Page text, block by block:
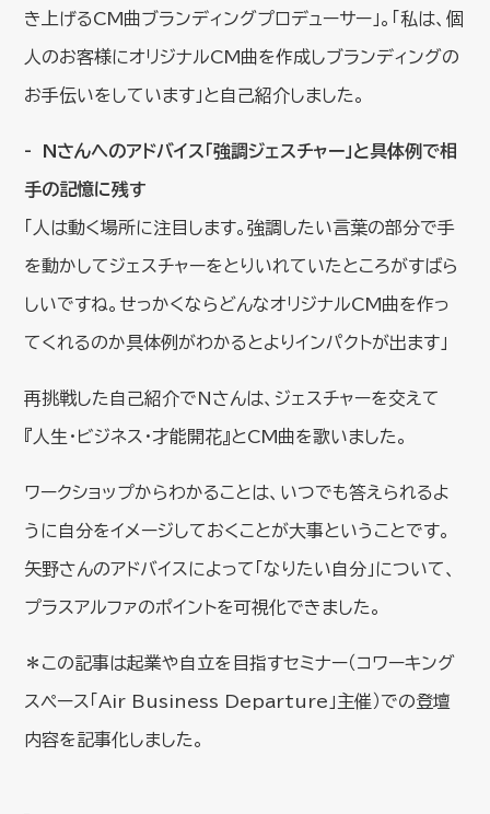
き上げるCM曲ブランディングプロデューサー」。「私は、個
人のお客様にオリジナルCM曲を作成しブランディングの
お手伝いをしています」と自己紹介しました。
Nさんへのアドバイス「強調ジェスチャー」と具体例で相
手の記憶に残す
「人は動く場所に注目します。強調したい言葉の部分で手
を動かしてジェスチャーをとりいれていたところがすばら
しいですね。せっかくならどんなオリジナルCM曲を作っ
てくれるのか具体例がわかるとよりインパクトが出ます」
再挑戦した自己紹介でNさんは、ジェスチャーを交えて
『人生・ビジネス・才能開花』とCM曲を歌いました。
ワークショップからわかることは、いつでも答えられるよ
うに自分をイメージしておくことが大事ということです。
矢野さんのアドバイスによって「なりたい自分」について、
プラスアルファのポイントを可視化できました。
＊この記事は起業や自立を目指すセミナー（コワーキング
スペース「Air Business Departure」主催）での登壇
内容を記事化しました。